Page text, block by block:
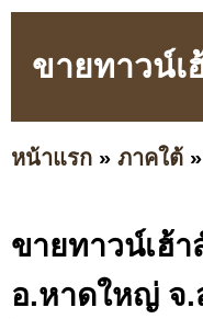
ขายทาวน์เ
หน้าแรก » ภาคใต้ »
ขายทาวน์เฮ้
อ.หาดใหญ่ จ.